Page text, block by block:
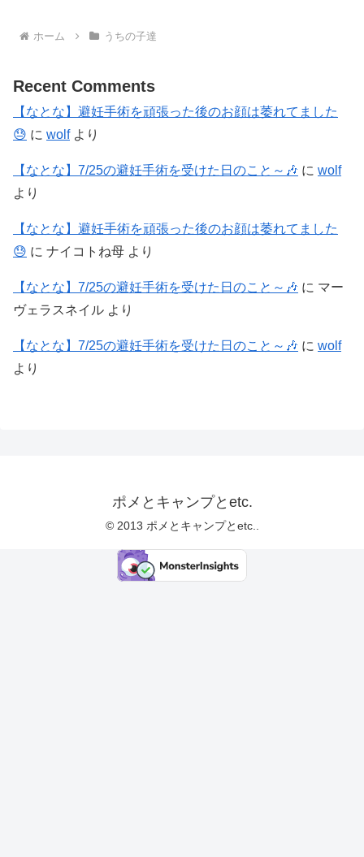
ホーム うちの子達
Recent Comments
【なとな】避妊手術を頑張った後のお顔は萎れてました
😓 に wolfより
【なとな】7/25の避妊手術を受けた日のこと～🎶 に wolf
より
【なとな】避妊手術を頑張った後のお顔は萎れてました
😓 に ナイコトね母 より
【なとな】7/25の避妊手術を受けた日のこと～🎶 に マー
ヴェラスネイル より
【なとな】7/25の避妊手術を受けた日のこと～🎶 に wolf
より
ポメとキャンプとetc.
© 2013 ポメとキャンプとetc..